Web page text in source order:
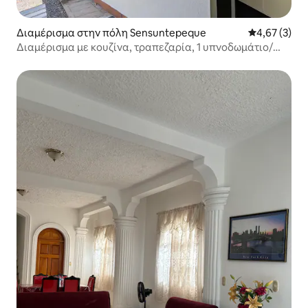
Διαμέρισμα στην πόλη Sensuntepeque Μέση
4,67 (3)
Διαμέρισμα με κουζίνα, τραπεζαρία, 1 υπνοδωμάτιο/